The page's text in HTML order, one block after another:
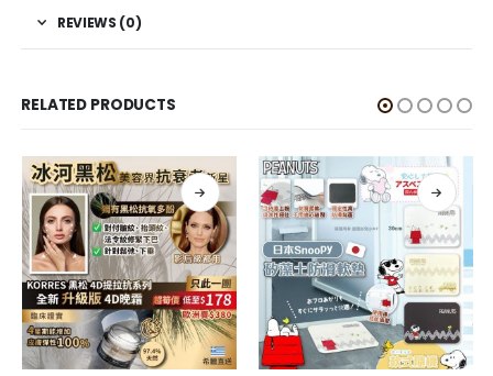
REVIEWS (0)
RELATED PRODUCTS